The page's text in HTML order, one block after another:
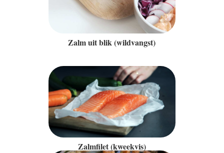
Zalm uit blik (wildvangst)
Zalmfilet (kweekvis)